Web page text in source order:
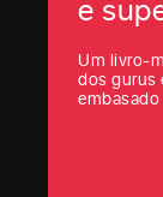
e
Um livro-
dos gurus
embasado